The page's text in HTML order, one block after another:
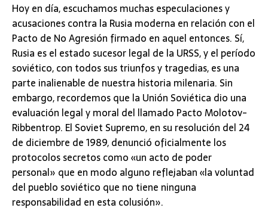
Hoy en día, escuchamos muchas especulaciones y
acusaciones contra la Rusia moderna en relación con el
Pacto de No Agresión firmado en aquel entonces. Sí,
Rusia es el estado sucesor legal de la URSS, y el período
soviético, con todos sus triunfos y tragedias, es una
parte inalienable de nuestra historia milenaria. Sin
embargo, recordemos que la Unión Soviética dio una
evaluación legal y moral del llamado Pacto Molotov-
Ribbentrop. El Soviet Supremo, en su resolución del 24
de diciembre de 1989, denunció oficialmente los
protocolos secretos como «un acto de poder
personal» que en modo alguno reflejaban «la voluntad
del pueblo soviético que no tiene ninguna
responsabilidad en esta colusión».